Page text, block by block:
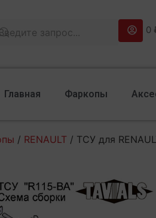
0
Главная Фаркопы
/ RENAULT / ТСУ для